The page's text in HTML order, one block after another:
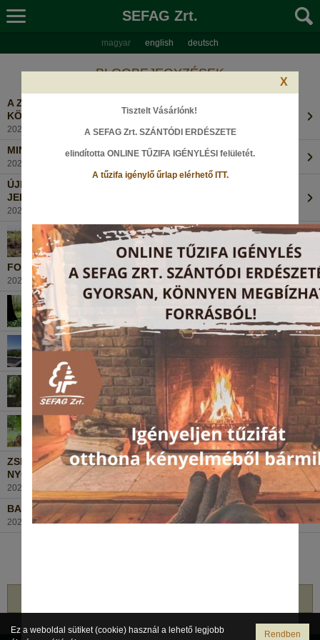
SEFAG Zrt.
magyar english deutsch
BLOGBEJEGYZÉSEK
A ZSELICI ERDŐ REJTETT KINCSE – A DUGÁS-KÚTI
KÖRTÚRA NYOMÁBAN
2026. július 29., Szerda
MINDEN FA ÉRTÉKES!
2026. július 13., Hétfő
ÚJKELETŰ ERDŐKÁROK TÖLGYES ERDEINKEBEN - A
JELENSÉG ÉS MEGOLDÁSOK
2026. június 19., Péntek
FOLYAMATOSAN ÚJULNAK A SOMOGYI ERDŐK..
2026. április 16., Csütörtök
2026. március 15., Vasárnap
KUTYÁVAL AZ ERDEI ÖSVÉNYEKEN
2026. január 9., Péntek
MI LESZ A SORSA A MAGYAR ERDŐKNEK...
2025. augusztus 27., Szerda
MAGYARORSZÁGON NINCS ERDŐÍRTÁS!
2025. augusztus 21., Csütörtök
ZSELICI EMLÉKEK AZ ELTŰNT TELEPÜLÉSEK
NYOMÁBAN…
2025. július 6., Vasárnap
BAKONYERDEI MAGOK A VILÁGŰRBEN…
2025. június 19., Csütörtök
X
Tisztelt Vásárlónk!
A SEFAG Zrt. SZÁNTÓDI ERDÉSZETE
elindította ONLINE TŰZIFA IGÉNYLÉSI felületét.
A tűzifa igénylő űrlap elérhető ITT.
Rendben
Ez a weboldal sütiket (cookie) használ a lehető legjobb